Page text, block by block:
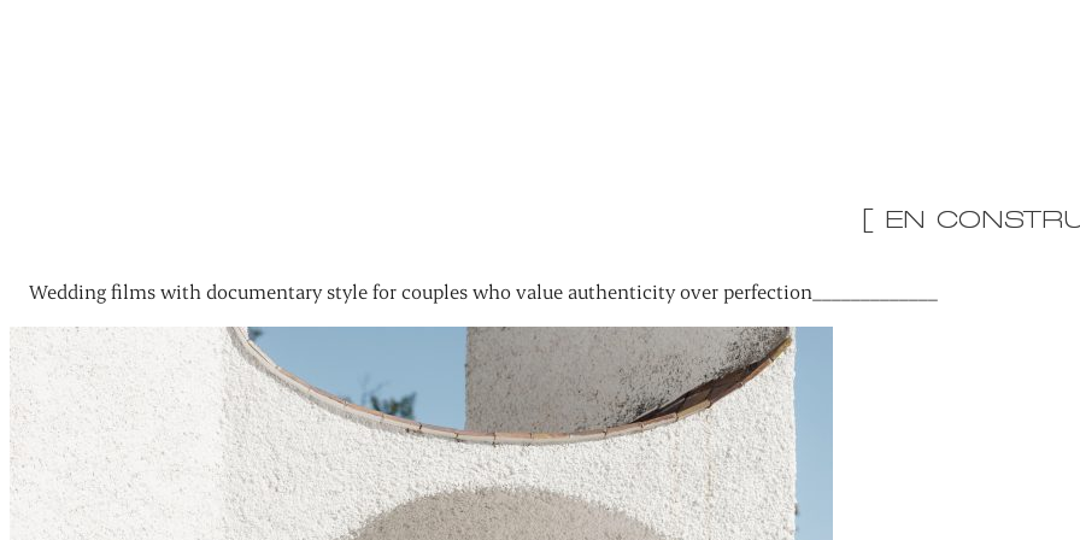
[ EN
Wedding films with documentary style for couples who value authenticity over perfection_____________